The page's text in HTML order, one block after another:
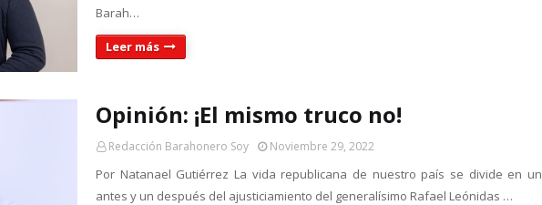
Barah…
Leer más
Opinión: ¡El mismo truco no!
Redacción Barahonero Soy Noviembre 29, 2022
Por Natanael Gutiérrez La vida republicana de nuestro país se divide en un
antes y un después del ajusticiamiento del generalísimo Rafael Leónidas …